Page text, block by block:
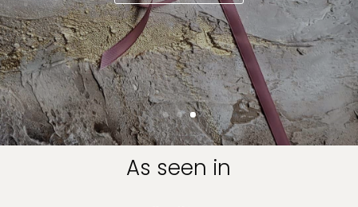
As seen in